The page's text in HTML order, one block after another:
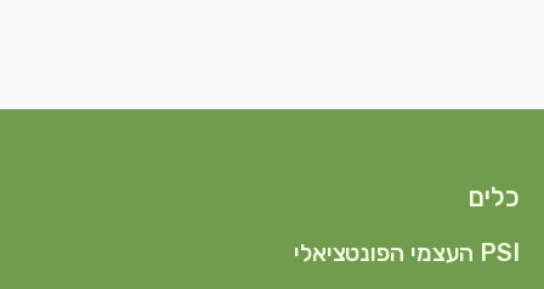
כלים
PSI העצמי הפונטציאלי